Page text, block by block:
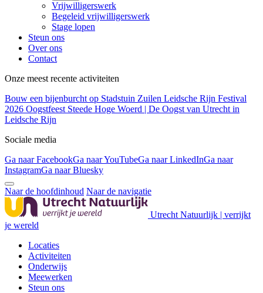
Vrijwilligerswerk
Begeleid vrijwilligerswerk
Stage lopen
Steun ons
Over ons
Contact
Onze meest recente activiteiten
Bouw een bijenburcht op Stadstuin Zuilen Leidsche Rijn Festival
2026 Oogstfeest Steede Hoge Woerd | De Oogst van Utrecht in
Leidsche Rijn
Sociale media
Ga naar FacebookGa naar YouTubeGa naar LinkedInGa naar
InstagramGa naar Bluesky
Naar de hoofdinhoud Naar de navigatie
Utrecht Natuurlijk | verrijkt
je wereld
Locaties
Activiteiten
Onderwijs
Meewerken
Steun ons